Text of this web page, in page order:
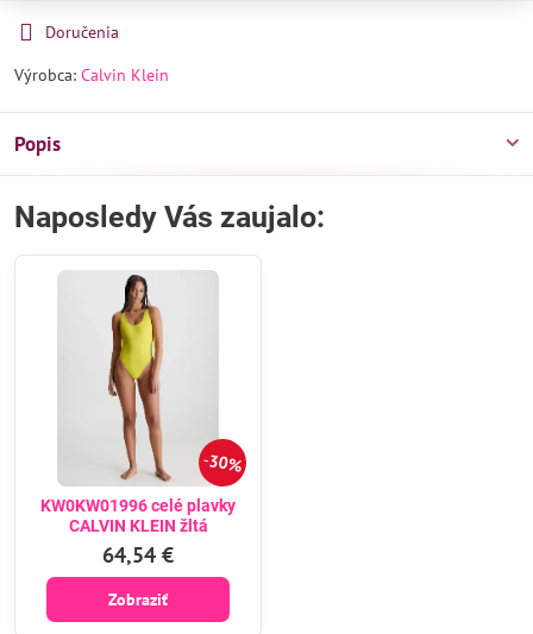
Doručenia
Výrobca: Calvin Klein
Popis
Naposledy Vás zaujalo:
30%
KW0KW01996 celé plavky
CALVIN KLEIN žltá
64,54 €
Zobraziť